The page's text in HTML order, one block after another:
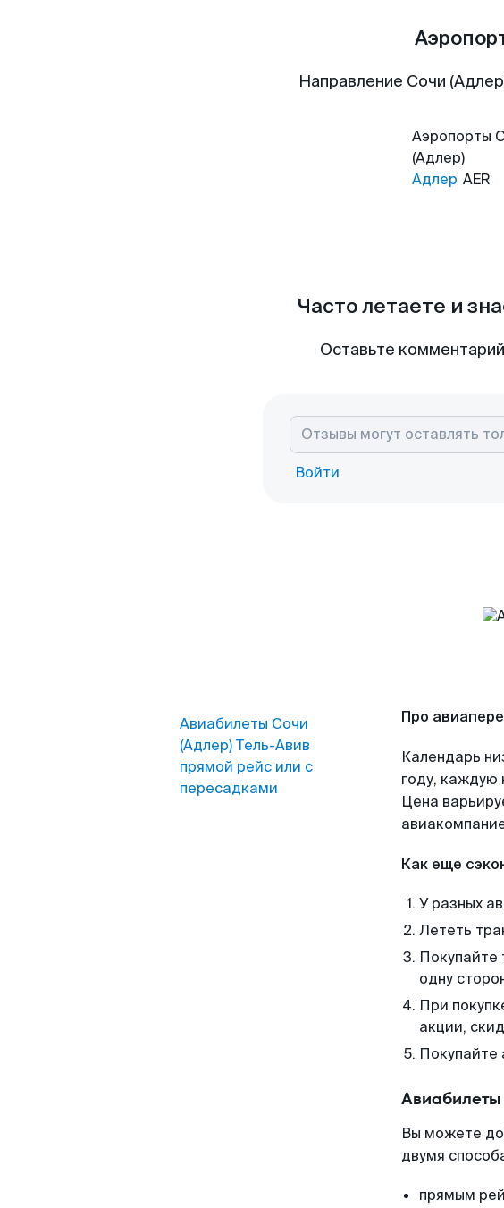
Направление Сочи
Аэропорты
(Адлер)
Адлер AER
Часто летаете и
Оставьте
Войти
Авиабилеты Сочи
(Адлер) Тель-Авив
прямой рейс или с
пересадками
Про
Календарь
году, каждую
Цена
Как еще
У разных
Лететь
Покупайте
одну
При
акции,
Покупайте
Вы можете
двумя
прямым